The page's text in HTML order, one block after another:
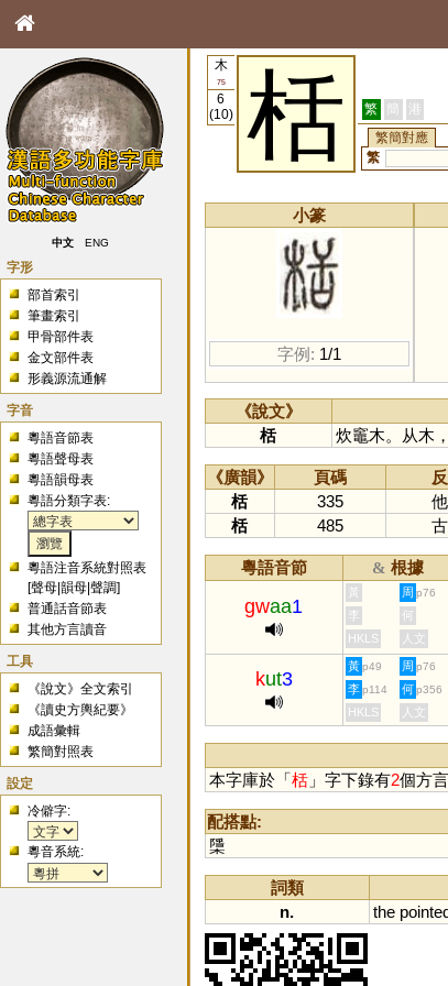
中文 ENG
字形
部首索引
筆畫索引
甲骨部件表
金文部件表
形義源流通解
字音
粵語音節表
粵語聲母表
粵語韻母表
粵語分類字表:
粵語注音系統對照表
[聲母 |韻母 |聲調]
普通話音節表
其他方言讀音
工具
《說文》全文索引
《讀史方輿紀要》
成語彙輯
繁簡對照表
設定
冷僻字:
粵音系統:
木
75
6
(10)
栝 繁 簡 港
繁簡對應
繁
小篆
字例: 1/1
《說文》
栝
炊竈木。从木
《廣韻》 頁碼
栝
335
栝
485
粵語音節 & 根據
gwaa1
黃 周 p76
李
何
HKLS
人文
kut3
黃 p49 周 p76
李 p114 何 p356
HKLS 人文
本字庫於「栝」字下錄有2個方
配搭點:
檃
詞類
n.
the